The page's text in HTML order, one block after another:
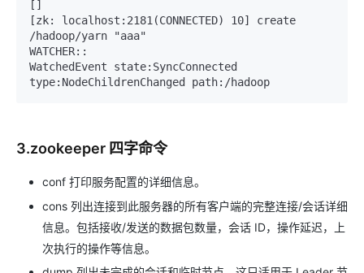
[]
[zk: localhost:2181(CONNECTED) 10] create
/hadoop/yarn "aaa"
WATCHER::
WatchedEvent state:SyncConnected
3.zookeeper 四字命令
conf 打印服务配置的详细信息。
cons 列出连接到此服务器的所有客户端的完整连接/会话详细
信息。包括接收/发送的数据包数量，会话 ID，操作延迟，上
次执行的操作等信息。